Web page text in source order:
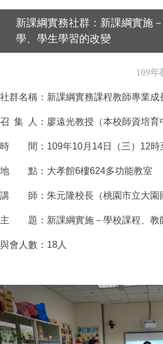
新課綱實務社群：新課綱實施
學、學生學習的改變
109
社群名稱：新課綱實務課程教師專業成
召 集 人：廖遠光教授（本校師資培育
時 間：109年10月14日（三）12時
地 點：大孝館6樓624多功能教室
講 師：朱元隆校長（桃園市立大園
主 題：新課綱實施－學校課程、教
與會人數：18人